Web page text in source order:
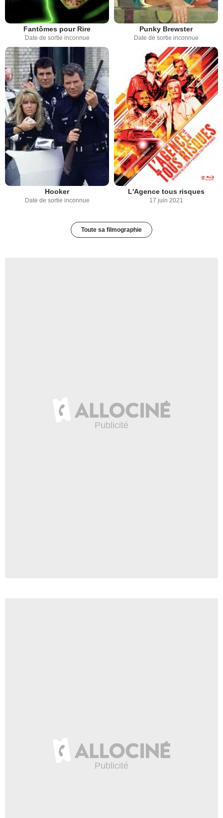
Fantômes pour Rire
Date de sortie inconnue
Punky Brewster
Date de sortie inconnue
Hooker
Date de sortie inconnue
L'Agence tous risques
17 juin 2021
Toute sa filmographie